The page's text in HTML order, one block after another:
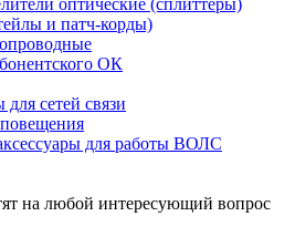
оптические (сплиттеры)
и патч-корды)
ОК
сетей связи
для работы ВОЛС
на любой интересующий вопрос